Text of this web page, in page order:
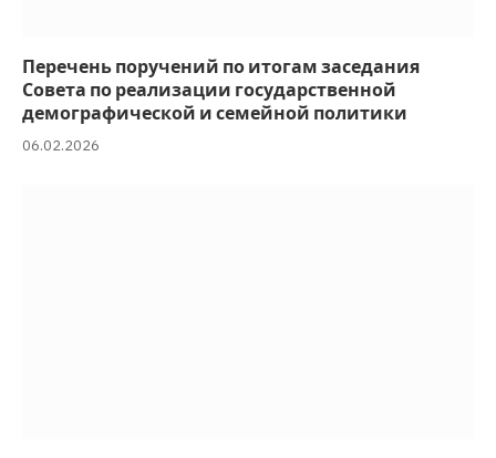
Перечень поручений по итогам заседания
Совета по реализации государственной
демографической и семейной политики
06.02.2026